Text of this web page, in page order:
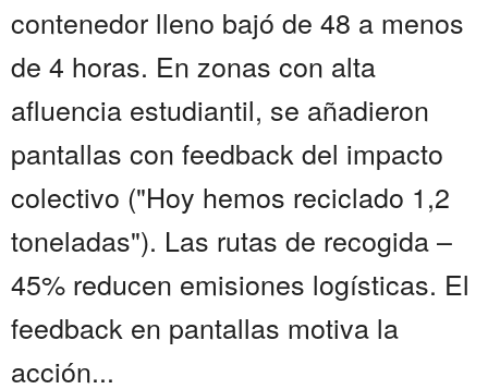
contenedor lleno bajó de 48 a menos
de 4 horas. En zonas con alta
afluencia estudiantil, se añadieron
pantallas con feedback del impacto
colectivo ("Hoy hemos reciclado 1,2
toneladas"). Las rutas de recogida –
45% reducen emisiones logísticas. El
feedback en pantallas motiva la
acción...